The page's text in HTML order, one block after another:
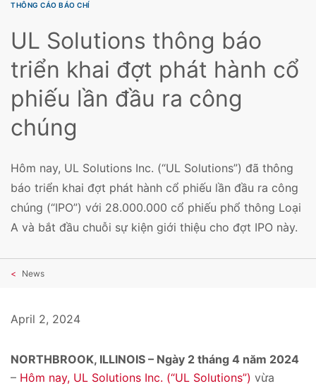
THÔNG CÁO BÁO CHÍ
UL Solutions thông báo
triển khai đợt phát hành cổ
phiếu lần đầu ra công
chúng
Hôm nay, UL Solutions Inc. (“UL Solutions”) đã thông
báo triển khai đợt phát hành cổ phiếu lần đầu ra công
chúng (“IPO”) với 28.000.000 cổ phiếu phổ thông Loại
A và bắt đầu chuỗi sự kiện giới thiệu cho đợt IPO này.
News
April 2, 2024
NORTHBROOK, ILLINOIS – Ngày 2 tháng 4 năm 2024
– Hôm nay, UL Solutions Inc. (“UL Solutions”) vừa